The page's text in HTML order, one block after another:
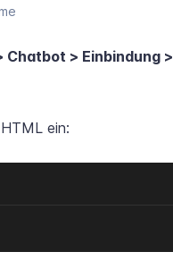
Chatbot > Einbindung >
ein: